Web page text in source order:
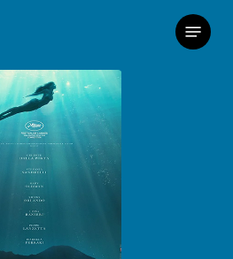
Menu